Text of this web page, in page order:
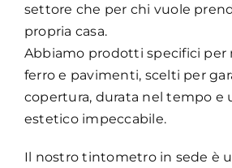
settore che per chi vuole
propria casa.
Abbiamo prodotti specifici per
ferro e pavimenti, scelti per
copertura, durata nel tempo e
estetico impeccabile.
Il nostro tintometro in sede è